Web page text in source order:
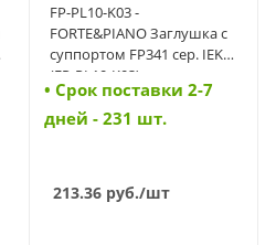
FP-PL10-K03 -
FORTE&PIANO Заглушка с
суппортом FP341 сер. IEK
(FP-PL10-K03)
• Cрок поставки 2-7
дней - 231 шт.
213.36руб./шт